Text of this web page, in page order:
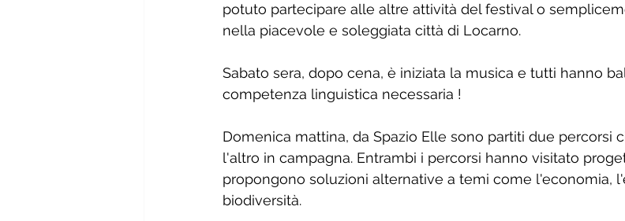
potuto partecipare alle altre attività del festival o
nella piacevole e soleggiata città di Locarno.
Sabato sera, dopo cena, è iniziata la musica e tutti hanno
competenza linguistica necessaria !
Domenica mattina, da Spazio Elle sono partiti due percorsi
l'altro in campagna. Entrambi i percorsi hanno visitato
propongono soluzioni alternative a temi come l'economia,
biodiversità.